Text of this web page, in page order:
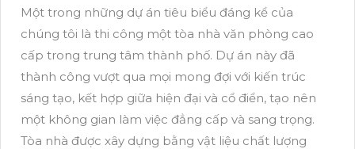
Một trong những dự án tiêu biểu đáng kể của
chúng tôi là thi công một tòa nhà văn phòng cao
cấp trong trung tâm thành phố. Dự án này đã
thành công vượt qua mọi mong đợi với kiến trúc
sáng tạo, kết hợp giữa hiện đại và cổ điển, tạo nên
một không gian làm việc đẳng cấp và sang trọng.
Tòa nhà được xây dựng bằng vật liệu chất lượng